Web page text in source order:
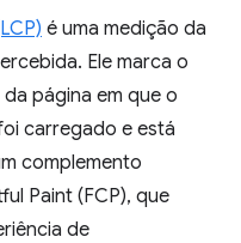
é uma medição da
Ele marca o
página em que o
carregado e está
complemento
Paint (FCP), que
de